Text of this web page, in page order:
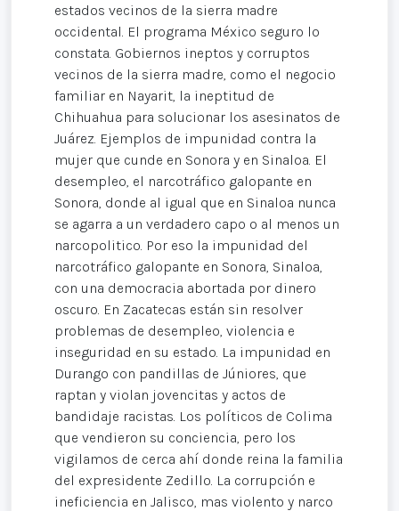
estados vecinos de la sierra madre
occidental. El programa México seguro lo
constata. Gobiernos ineptos y corruptos
vecinos de la sierra madre, como el negocio
familiar en Nayarit, la ineptitud de
Chihuahua para solucionar los asesinatos de
Juárez. Ejemplos de impunidad contra la
mujer que cunde en Sonora y en Sinaloa. El
desempleo, el narcotráfico galopante en
Sonora, donde al igual que en Sinaloa nunca
se agarra a un verdadero capo o al menos un
narcopolitico. Por eso la impunidad del
narcotráfico galopante en Sonora, Sinaloa,
con una democracia abortada por dinero
oscuro. En Zacatecas están sin resolver
problemas de desempleo, violencia e
inseguridad en su estado. La impunidad en
Durango con pandillas de Júniores, que
raptan y violan jovencitas y actos de
bandidaje racistas. Los políticos de Colima
que vendieron su conciencia, pero los
vigilamos de cerca ahí donde reina la familia
del expresidente Zedillo. La corrupción e
ineficiencia en Jalisco, mas violento y narco